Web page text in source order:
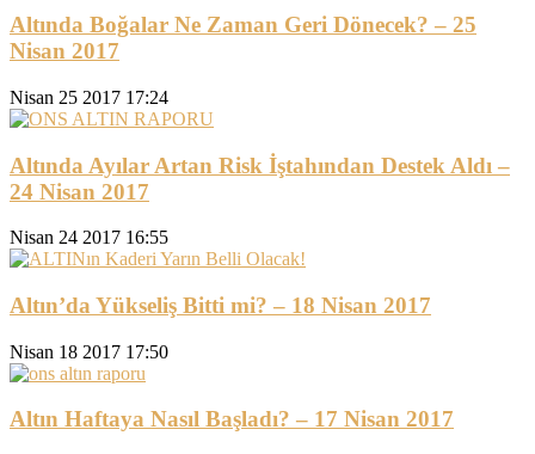
Altında Boğalar Ne Zaman Geri Dönecek? – 25
Nisan 2017
Nisan 25 2017 17:24
Altında Ayılar Artan Risk İştahından Destek Aldı –
24 Nisan 2017
Nisan 24 2017 16:55
Altın’da Yükseliş Bitti mi? – 18 Nisan 2017
Nisan 18 2017 17:50
Altın Haftaya Nasıl Başladı? – 17 Nisan 2017